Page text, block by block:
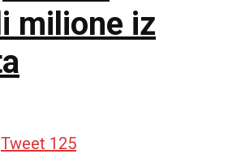
milione iz
Tweet 125